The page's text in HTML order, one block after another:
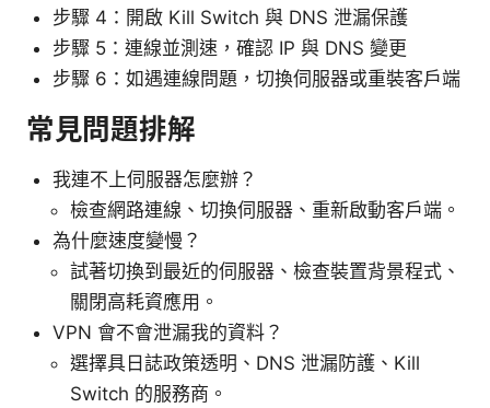
步驟 4：開啟 Kill Switch 與 DNS 泄漏保護
步驟 5：連線並測速，確認 IP 與 DNS 變更
步驟 6：如遇連線問題，切換伺服器或重裝客戶端
常見問題排解
我連不上伺服器怎麼辦？
檢查網路連線、切換伺服器、重新啟動客戶端。
為什麼速度變慢？
試著切換到最近的伺服器、檢查裝置背景程式、
關閉高耗資應用。
VPN 會不會泄漏我的資料？
選擇具日誌政策透明、DNS 泄漏防護、Kill
Switch 的服務商。